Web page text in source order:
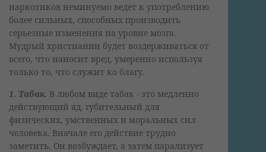
наркотиков неминуемо ведет к употреблению
более сильных, способных производить
серьезные изменения на уровне мозга.
Мудрый христианин будет воздерживаться от
всего, что наносит вред, умеренно используя
только то, что служит ко благу.
1. Табак. В любом виде табак - это медленно
действующий яд, губительный для
физических, умственных и моральных сил
человека. Вначале его действие трудно
заметить. Он возбуждает, а затем парализует